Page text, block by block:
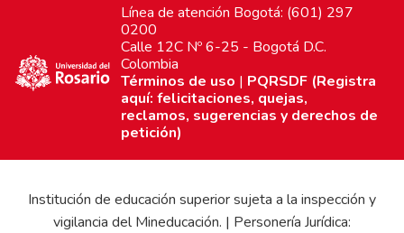
Línea de atención Bogotá: (601) 297
0200
Calle 12C Nº 6-25 - Bogotá D.C.
Colombia
Términos de uso | PQRSDF (Registra
aquí: felicitaciones, quejas,
reclamos, sugerencias y derechos de
petición)
Institución de educación superior sujeta a la inspección y
vigilancia del Mineducación. | Personería Jurídica: